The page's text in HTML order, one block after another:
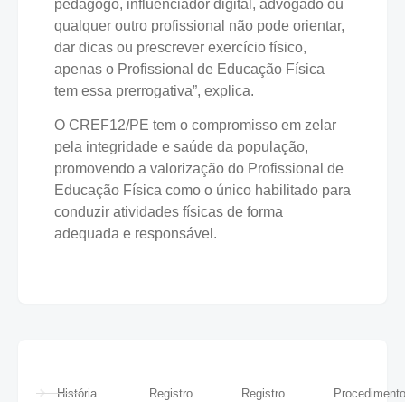
pedagogo, influenciador digital, advogado ou
qualquer outro profissional não pode orientar,
dar dicas ou prescrever exercício físico,
apenas o Profissional de Educação Física
tem essa prerrogativa”, explica.
O CREF12/PE tem o compromisso em zelar
pela integridade e saúde da população,
promovendo a valorização do Profissional de
Educação Física como o único habilitado para
conduzir atividades físicas de forma
adequada e responsável.
História
Registro
Registro